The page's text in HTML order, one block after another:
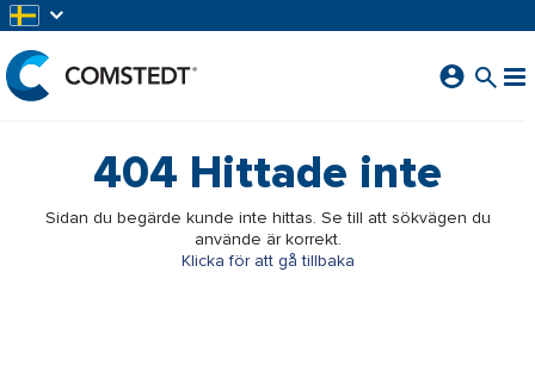
404 Hittade inte
Sidan du begärde kunde inte hittas. Se till att sökvägen du
använde är korrekt.
Klicka för att gå tillbaka